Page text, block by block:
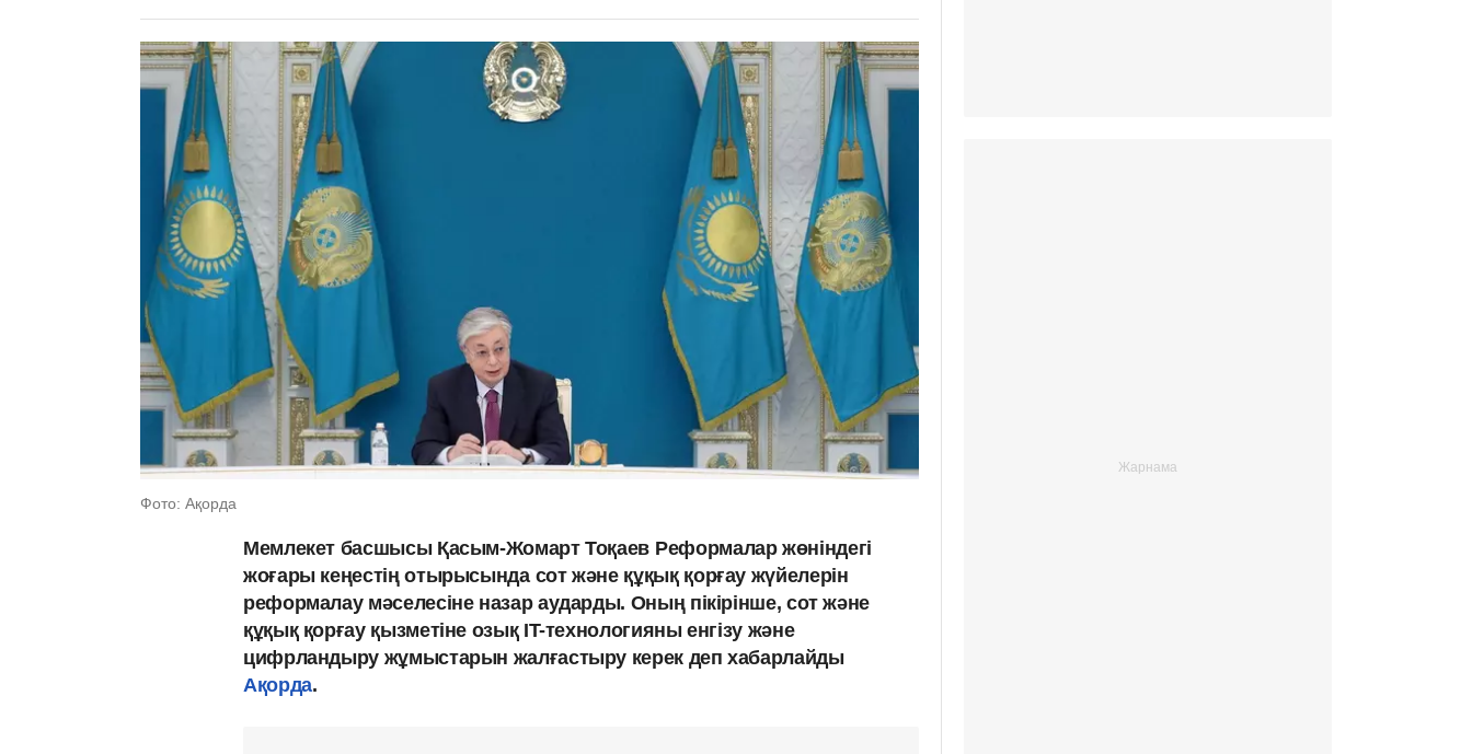
Фото: Ақорда
Мемлекет басшысы Қасым-Жомарт Тоқаев Реформалар жөніндегі
жоғары кеңестің отырысында сот және құқық қорғау жүйелерін
реформалау мәселесіне назар аударды. Оның пікірінше, сот және
құқық қорғау қызметіне озық IT-технологияны енгізу және
цифрландыру жұмыстарын жалғастыру керек деп хабарлайды
Ақорда.